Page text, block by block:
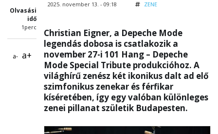
Olvasási
idő
1perc
a- a+
2025. november 13. - 09:18 ZENE
Christian Eigner, a Depeche Mode
legendás dobosa is csatlakozik a
november 27-i 101 Hang – Depeche
Mode Special Tribute produkcióhoz. A
világhírű zenész két ikonikus dalt ad elő
szimfonikus zenekar és férfikar
kíséretében, így egy valóban különleges
zenei pillanat születik Budapesten.